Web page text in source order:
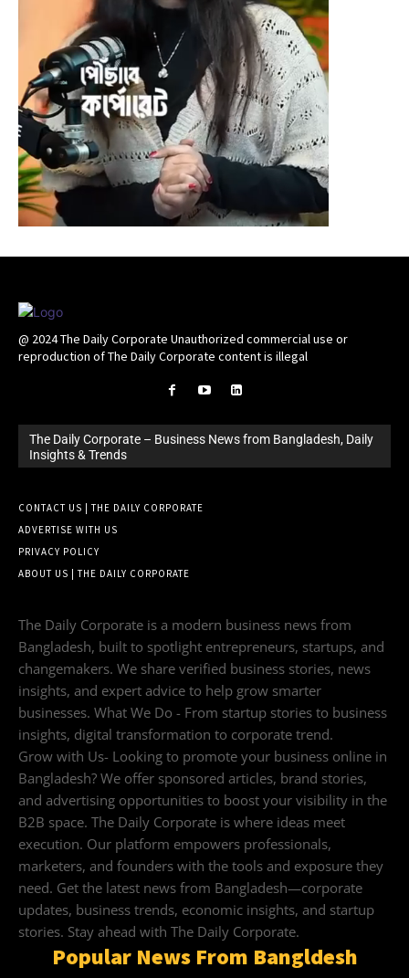
@ 2024 The Daily Corporate Unauthorized commercial use or
reproduction of The Daily Corporate content is illegal
The Daily Corporate – Business News from Bangladesh, Daily
Insights & Trends
CONTACT US | THE DAILY CORPORATE
ADVERTISE WITH US
PRIVACY POLICY
ABOUT US | THE DAILY CORPORATE
The Daily Corporate is a modern business news from
Bangladesh, built to spotlight entrepreneurs, startups, and
changemakers. We share verified business stories, news
insights, and expert advice to help grow smarter
businesses. What We Do - From startup stories to business
insights, digital transformation to corporate trend.
Grow with Us- Looking to promote your business online in
Bangladesh? We offer sponsored articles, brand stories,
and advertising opportunities to boost your visibility in the
B2B space. The Daily Corporate is where ideas meet
execution. Our platform empowers professionals,
marketers, and founders with the tools and exposure they
need. Get the latest news from Bangladesh—corporate
updates, business trends, economic insights, and startup
stories. Stay ahead with The Daily Corporate.
Popular News From Bangldesh